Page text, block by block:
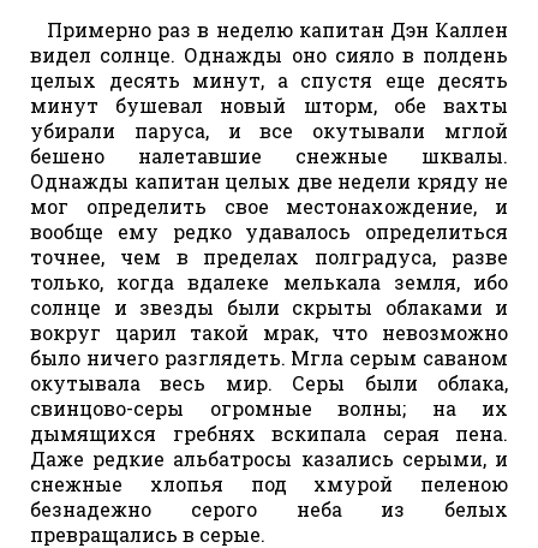
Примерно раз в неделю капитан Дэн Каллен
видел солнце. Однажды оно сияло в полдень
целых десять минут, а спустя еще десять
минут бушевал новый шторм, обе вахты
убирали паруса, и все окутывали мглой
бешено налетавшие снежные шквалы.
Однажды капитан целых две недели кряду не
мог определить свое местонахождение, и
вообще ему редко удавалось определиться
точнее, чем в пределах полградуса, разве
только, когда вдалеке мелькала земля, ибо
солнце и звезды были скрыты облаками и
вокруг царил такой мрак, что невозможно
было ничего разглядеть. Мгла серым саваном
окутывала весь мир. Серы были облака,
свинцово-серы огромные волны; на их
дымящихся гребнях вскипала серая пена.
Даже редкие альбатросы казались серыми, и
снежные хлопья под хмурой пеленою
безнадежно серого неба из белых
превращались в серые.